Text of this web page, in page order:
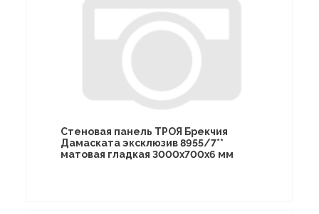
Стеновая панель ТРОЯ Брекчия
Дамаската эксклюзив 8955/7**
матовая гладкая 3000х700х6 мм